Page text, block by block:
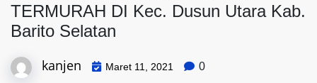
TERMURAH DI Kec. Dusun Utara Kab.
Barito Selatan
kanjen Maret 11, 2021 0